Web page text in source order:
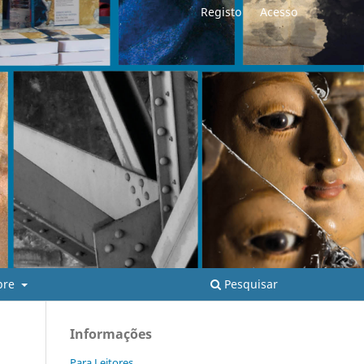
Pesquisar
Registo Acesso
Informações